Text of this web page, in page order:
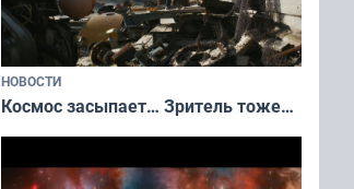
НОВОСТИ
Космос засыпает… Зритель тоже…